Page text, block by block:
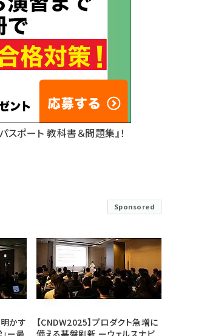
ポート 教科書＆問題集』！
Sponsored
かす
ー最
【CNDW2025】プロダクト急増に
備える基盤刷新 ーウェルスナビ